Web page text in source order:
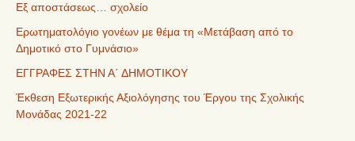
Εξ αποστάσεως… σχολείο
Ερωτηματολόγιο γονέων με θέμα τη «Μετάβαση από το
Δημοτικό στο Γυμνάσιο»
ΕΓΓΡΑΦΕΣ ΣΤΗΝ Α΄ ΔΗΜΟΤΙΚΟΥ
Έκθεση Εξωτερικής Αξιολόγησης του Έργου της Σχολικής
Μονάδας 2021-22